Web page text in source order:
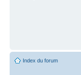
Index du forum